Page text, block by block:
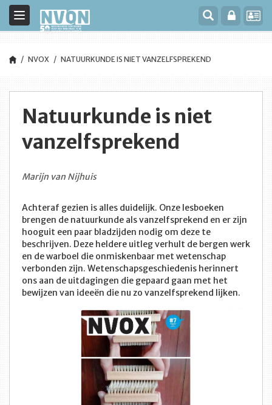
Toggle
navigation
NVOX NATUURKUNDE IS NIET VANZELFSPREKEND
Natuurkunde is niet
vanzelfsprekend
Marijn van Nijhuis
Achteraf gezien is alles duidelijk. Onze lesboeken
brengen de natuurkunde als vanzelfsprekend en er zijn
hooguit een paar bladzijden nodig om deze te
beschrijven. Deze heldere uitleg verhult de bergen werk
en de warboel die onmiskenbaar met wetenschap
verbonden zijn. Wetenschapsgeschiedenis herinnert
ons aan de uitdagingen die gepaard gaan met het
bewijzen van ideeën die nu zo vanzelfsprekend lijken.